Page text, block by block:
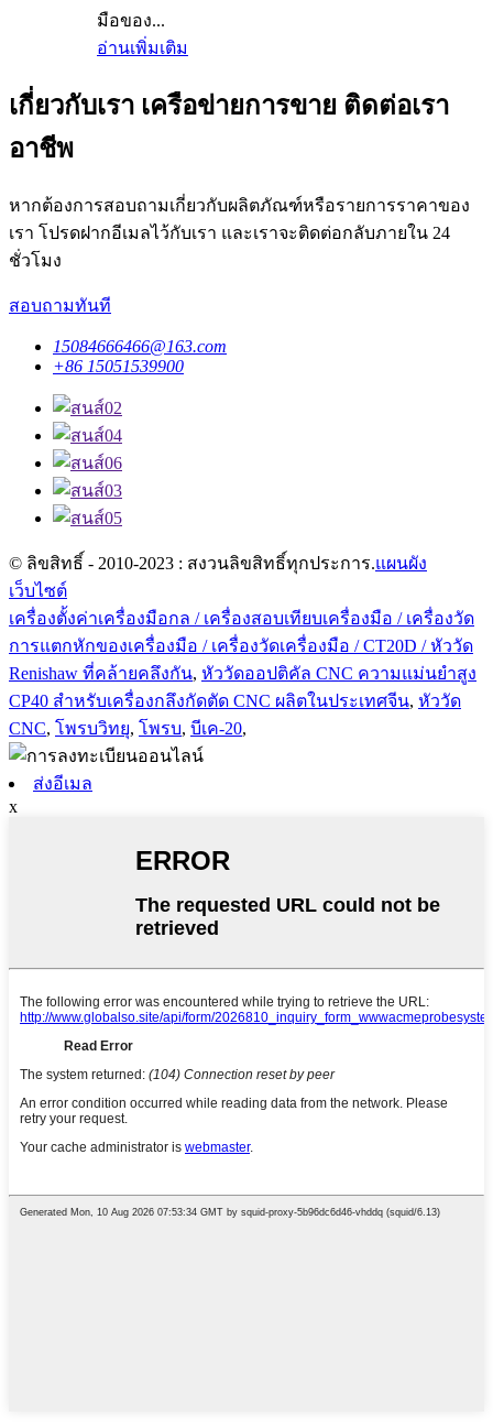
มือของ...
อ่านเพิ่มเติม
เกี่ยวกับเรา เครือข่ายการขาย ติดต่อเรา
อาชีพ
หากต้องการสอบถามเกี่ยวกับผลิตภัณฑ์หรือรายการราคาของ
เรา โปรดฝากอีเมลไว้กับเรา และเราจะติดต่อกลับภายใน 24
ชั่วโมง
สอบถามทันที
15084666466@163.com
+86 15051539900
© ลิขสิทธิ์ - 2010-2023 : สงวนลิขสิทธิ์ทุกประการ.แผนผัง
เว็บไซต์
เครื่องตั้งค่าเครื่องมือกล / เครื่องสอบเทียบเครื่องมือ / เครื่องวัด
การแตกหักของเครื่องมือ / เครื่องวัดเครื่องมือ / CT20D / หัววัด
Renishaw ที่คล้ายคลึงกัน, หัววัดออปติคัล CNC ความแม่นยำสูง
CP40 สำหรับเครื่องกลึงกัดตัด CNC ผลิตในประเทศจีน, หัววัด
CNC, โพรบวิทยุ, โพรบ, บีเค-20,
ส่งอีเมล
x